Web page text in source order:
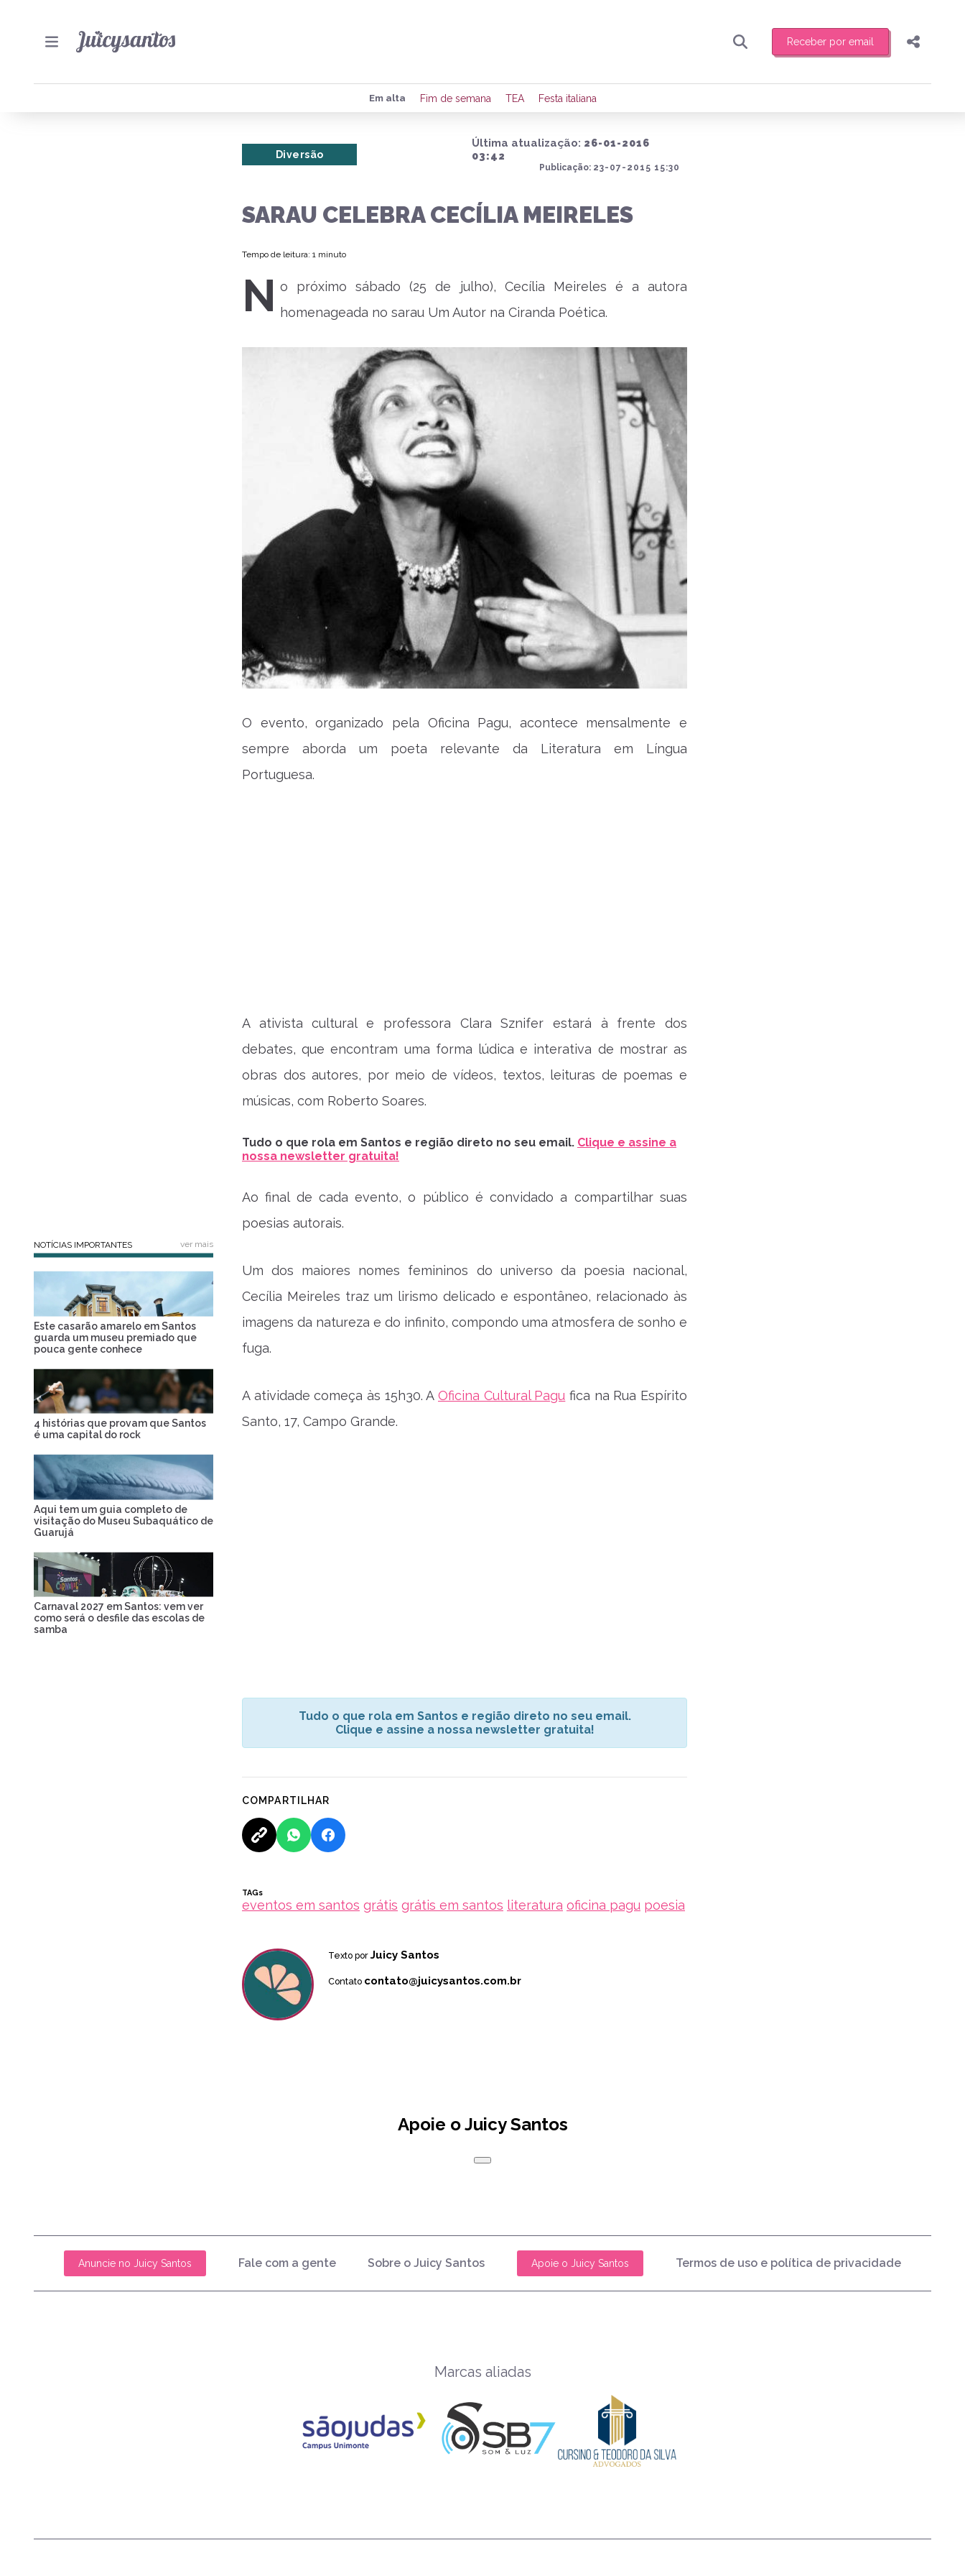
Receber por email
Preencha seus dados para receber toda sexta-feira de manhã o resumo
de eventos e notícias da região.
Compartilhar
Em alta Fim de semana TEA Festa italiana
Última atualização: 26-01-2016
03:42
Publicação: 23-07-2015 15:30
Diversão
SARAU CELEBRA CECÍLIA MEIRELES
Tempo de leitura: 1 minuto
N o próximo sábado (25 de julho), Cecília Meireles é a autora
homenageada no sarau Um Autor na Ciranda Poética.
O evento, organizado pela Oficina Pagu, acontece mensalmente e
sempre aborda um poeta relevante da Literatura em Língua
Portuguesa.
A ativista cultural e professora Clara Sznifer estará à frente dos
debates, que encontram uma forma lúdica e interativa de mostrar as
obras dos autores, por meio de vídeos, textos, leituras de poemas e
músicas, com Roberto Soares.
Tudo o que rola em Santos e região direto no seu email. Clique e assine a
nossa newsletter gratuita!
Ao final de cada evento, o público é convidado a compartilhar suas
poesias autorais.
Um dos maiores nomes femininos do universo da poesia nacional,
Cecília Meireles traz um lirismo delicado e espontâneo, relacionado às
imagens da natureza e do infinito, compondo uma atmosfera de sonho e
fuga.
A atividade começa às 15h30. A Oficina Cultural Pagu fica na Rua Espírito
Santo, 17, Campo Grande.
Tudo o que rola em Santos e região direto no seu email.
Clique e assine a nossa newsletter gratuita!
COMPARTILHAR
TAGs
eventos em santos grátis grátis em santos literatura oficina pagu poesia
Texto por Juicy Santos
Contato contato@juicysantos.com.br
NOTÍCIAS IMPORTANTES ver mais
Este casarão amarelo em Santos
guarda um museu premiado que
pouca gente conhece
4 histórias que provam que Santos
é uma capital do rock
Aqui tem um guia completo de
visitação do Museu Subaquático de
Guarujá
Carnaval 2027 em Santos: vem ver
como será o desfile das escolas de
samba
Apoie o Juicy Santos
Anuncie no Juicy Santos Fale com a gente Sobre o Juicy Santos Apoie o Juicy Santos Termos de uso e política de privacidade
Marcas aliadas